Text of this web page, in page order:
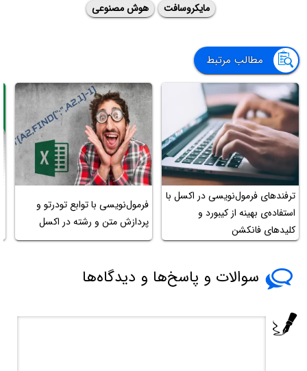
مایکروسافت
هوش مصنوعی
مطالب مرتبط
ترفندهای فرمول‌نویسی در اکسل با
استفاده‌ی بهینه از کیبورد و
کلیدهای فانکشن
فرمول‌نویسی با توابع تودرتو و
پردازش متن و رشته در اکسل
سوالات و پاسخ‌ها و دیدگاه‌ها